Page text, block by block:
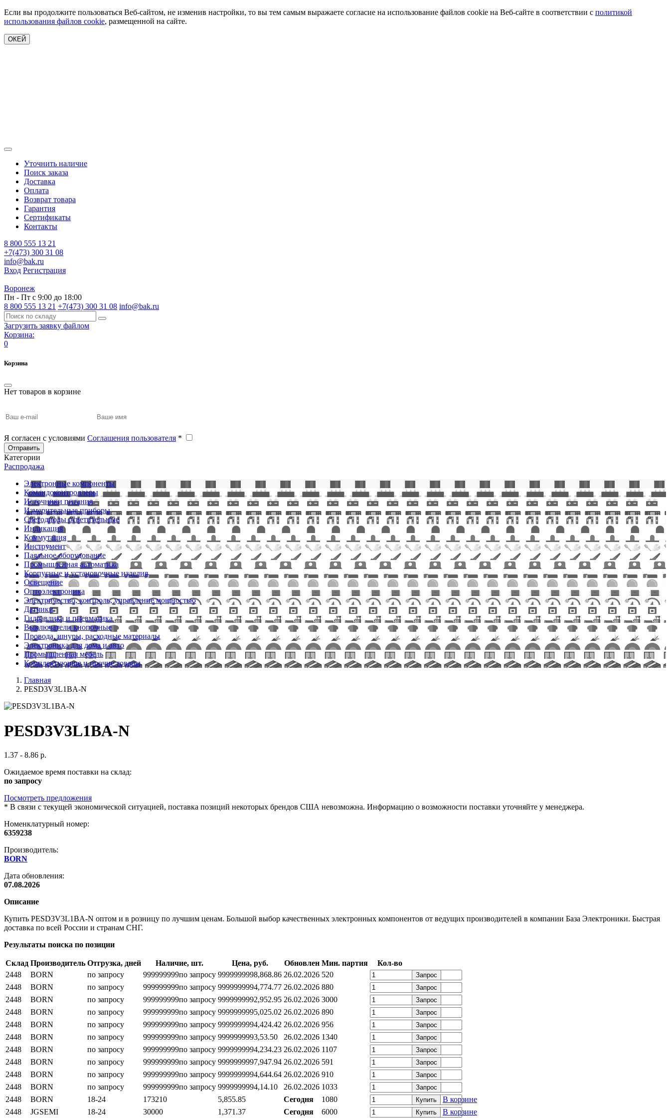
Если вы продолжите пользоваться Веб-сайтом, не изменив настройки, то вы тем самым выражаете согласие на использование файлов cookie на Веб-сайте в соответствии с политикой
использования файлов cookie, размещенной на сайте.
ОКЕЙ
Уточнить наличие
Поиск заказа
Доставка
Оплата
Возврат товара
Гарантия
Сертификаты
Контакты
8 800 555 13 21
+7(473) 300 31 08
info@bak.ru
Вход Регистрация
Воронеж
Пн - Пт с 9:00 до 18:00
8 800 555 13 21 +7(473) 300 31 08 info@bak.ru
Загрузить заявку файлом
Корзина:
0
Корзина
Нет товаров в корзине
Я согласен с условиями Соглашения пользователя *
Отправить
Категории
Распродажа
Электронные компоненты
Командоконтроллеры
Источники питания
Измерительные приборы
Светодиоды осветительные
Индикация
Коммутация
Инструмент
Паяльное оборудование
Промышленная автоматика
Корпусные и установочные изделия
Освещение
Оптоэлектроника
Электричество, контроль, управление мощностью
Датчики
Гидравлика и пневматика
Выключатели кнопочные
Провода, шнуры, расходные материалы
Электроника для дома и авто
Промышленная мебель
Комплектующие и прочие товары
Главная
PESD3V3L1BA-N
PESD3V3L1BA-N
1.37 - 8.86 р.
Ожидаемое время поставки на склад:
по запросу
Посмотреть предложения
* В связи с текущей экономической ситуацией, поставка позиций некоторых брендов США невозможна. Информацию о возможности поставки уточняйте у менеджера.
Номенклатурный номер:
6359238
Производитель:
BORN
Дата обновления:
07.08.2026
Описание
Купить PESD3V3L1BA-N оптом и в розницу по лучшим ценам. Большой выбор качественных электронных компонентов от ведущих производителей в компании База Электроники. Быстрая
доставка по всей России и странам СНГ.
Результаты поиска по позиции
Склад Производитель Отгрузка, дней Наличие, шт. Цена, руб. Обновлен Мин. партия
Кол-во
2448
BORN по запросу 999999999по запросу 9999999998,868.86 26.02.2026 520 Запрос
2448 BORN по запросу 999999999по запросу 9999999994,774.77 26.02.2026 880 Запрос
2448 BORN по запросу 999999999по запросу 9999999992,952.95 26.02.2026 3000 Запрос
2448 BORN по запросу 999999999по запросу 9999999995,025.02 26.02.2026 890 Запрос
2448 BORN по запросу 999999999по запросу 9999999994,424.42 26.02.2026 956 Запрос
2448 BORN по запросу 999999999по запросу 9999999993,53.50 26.02.2026 1340 Запрос
2448 BORN по запросу 999999999по запросу 9999999994,234.23 26.02.2026 1107 Запрос
2448 BORN по запросу 999999999по запросу 9999999997,947.94 26.02.2026 591 Запрос
2448 BORN по запросу 999999999по запросу 9999999994,644.64 26.02.2026 910 Запрос
2448 BORN по запросу 999999999по запросу 9999999994,14.10 26.02.2026 1033 Запрос
2448 BORN 18-24 173210 5,855.85 Сегодня 1080 Купить
В корзине
2448
JGSEMI 18-24 30000 1,371.37 Сегодня 6000 Купить В корзине